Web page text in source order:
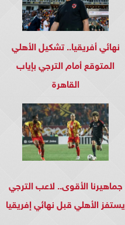
نهائي أفريقيا.. تشكيل الأهلي
المتوقع أمام الترجي بإياب
القاهرة
جماهيرنا الأقوى.. لاعب الترجي
يستفز الأهلي قبل نهائي إفريقيا